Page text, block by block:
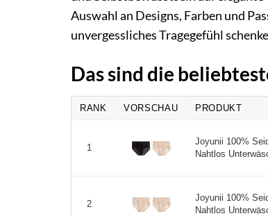
Auswahl an Designs, Farben und
unvergessliches Tragegefühl
Das sind die
RANK VORSCHAU PRODUKT
1
Joyunii 100%
Nahtlos
2
Joyunii 100%
Nahtlos